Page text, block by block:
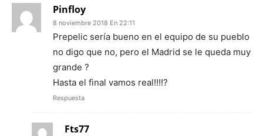
Pinfloy
8 noviembre 2018 En 22:11
Prepelic sería bueno en el equipo de su pueblo
no digo que no, pero el Madrid se le queda muy
grande ?
Hasta el final vamos real!!!!?
Respuesta
Fts77